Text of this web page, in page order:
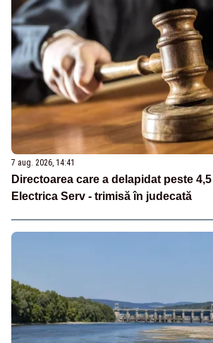
7 aug. 2026, 14:41
Directoarea care a delapidat peste
Electrica Serv - trimisă în judecată